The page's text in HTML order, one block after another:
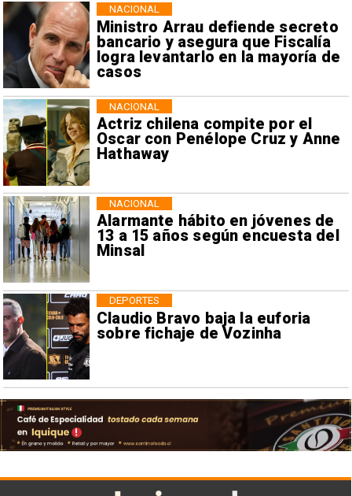
Ministro Arrau defiende secreto
bancario y asegura que Fiscalía
logra levantarlo en la mayoría de
casos
NACIONAL
Actriz chilena compite por el
Oscar con Penélope Cruz y Anne
Hathaway
NACIONAL
Alarmante hábito en jóvenes de
13 a 15 años según encuesta del
Minsal
NACIONAL
Claudio Bravo baja la euforia
sobre fichaje de Vozinha
DEPORTES